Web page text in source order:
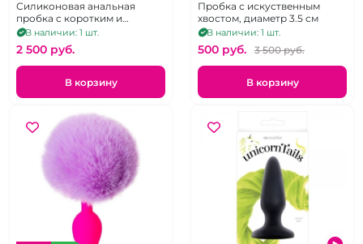
силикон
Силиконовая анальная
пробка с коротким и
пушистым хвоостиком
В наличии: 1 шт.
2 500 pуб.
В корзину
"Metal"
Пробка с искуственным
хвостом, диаметр 3.5 см
В наличии: 1 шт.
500 pуб. 3 500 pуб.
В корзину